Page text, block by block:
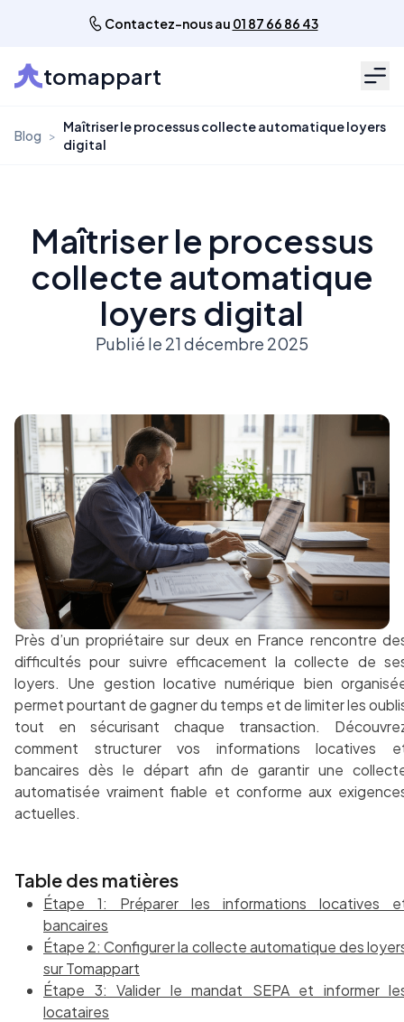
Contactez-nous au 01 87 66 86 43
tomappart
Blog >
Maîtriser le processus collecte automatique loyers
digital
Maîtriser le processus
collecte automatique
loyers digital
Publié le 21 décembre 2025
Près d’un propriétaire sur deux en France rencontre
difficultés pour suivre efficacement la collecte de
loyers. Une gestion locative numérique bien
permet pourtant de gagner du temps et de limiter les
tout en sécurisant chaque transaction.
comment structurer vos informations locatives
bancaires dès le départ afin de garantir une
automatisée vraiment fiable et conforme aux
actuelles.
Table des matières
Étape 1: Préparer les informations locatives
bancaires
Étape 2: Configurer la collecte automatique des
sur Tomappart
Étape 3: Valider le mandat SEPA et informer
locataires